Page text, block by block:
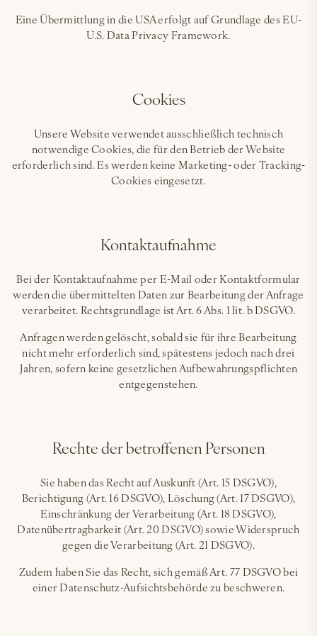
Eine Übermittlung in die USA erfolgt auf Grundlage des EU-
U.S. Data Privacy Framework.
Cookies
Unsere Website verwendet ausschließlich technisch
notwendige Cookies, die für den Betrieb der Website
erforderlich sind. Es werden keine Marketing- oder Tracking-
Cookies eingesetzt.
Kontaktaufnahme
Bei der Kontaktaufnahme per E-Mail oder Kontaktformular
werden die übermittelten Daten zur Bearbeitung der Anfrage
verarbeitet. Rechtsgrundlage ist Art. 6 Abs. 1 lit. b DSGVO.
Anfragen werden gelöscht, sobald sie für ihre Bearbeitung
nicht mehr erforderlich sind, spätestens jedoch nach drei
Jahren, sofern keine gesetzlichen Aufbewahrungspflichten
entgegenstehen.
Rechte der betroffenen Personen
Sie haben das Recht auf Auskunft (Art. 15 DSGVO),
Berichtigung (Art. 16 DSGVO), Löschung (Art. 17 DSGVO),
Einschränkung der Verarbeitung (Art. 18 DSGVO),
Datenübertragbarkeit (Art. 20 DSGVO) sowie Widerspruch
gegen die Verarbeitung (Art. 21 DSGVO).
Zudem haben Sie das Recht, sich gemäß Art. 77 DSGVO bei
einer Datenschutz-Aufsichtsbehörde zu beschweren.